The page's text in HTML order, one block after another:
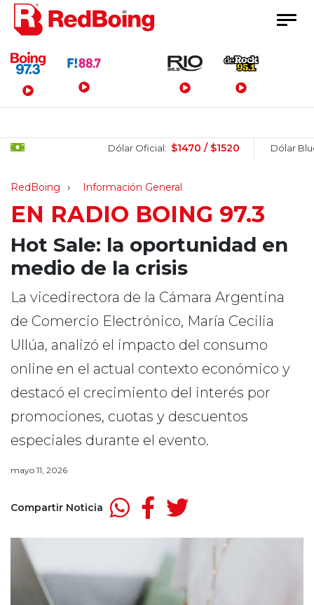
Menú Principal
Dólar Oficial: $1470 / $1520 Dólar Blue:
RedBoing Información General
EN RADIO BOING 97.3
Hot Sale: la oportunidad en
medio de la crisis
La vicedirectora de la Cámara Argentina
de Comercio Electrónico, María Cecilia
Ullúa, analizó el impacto del consumo
online en el actual contexto económico y
destacó el crecimiento del interés por
promociones, cuotas y descuentos
especiales durante el evento.
mayo 11, 2026
Compartir Noticia